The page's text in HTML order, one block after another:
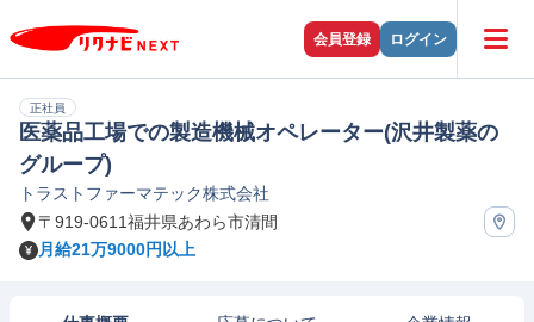
会員登録 ログイン
正社員
医薬品工場での製造機械オペレーター(沢井製薬の
グループ)
トラストファーマテック株式会社
〒919-0611福井県あわら市清間
月給21万9000円以上